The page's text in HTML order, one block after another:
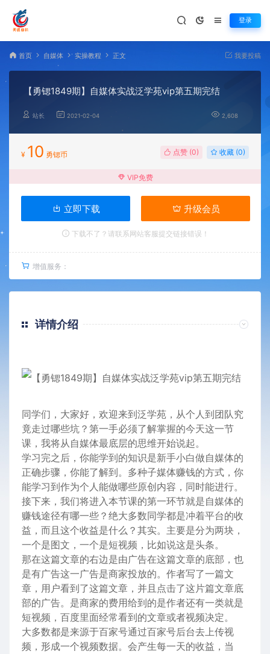
登录
首页 自媒体 实操教程 正文 我要投稿
【勇锶1849期】自媒体实战泛学苑vip第五期完结
站长 2021-02-04 2,608
¥ 10 勇锶币 点赞 (0) 收藏 (0)
VIP免费
立即下载 升级会员
下载不了？请联系网站客服提交链接错误！
增值服务：
详情介绍
同学们，大家好，欢迎来到泛学苑，从个人到团队究
竟走过哪些坑？第一手必须了解掌握的今天这一节
课，我将从自媒体最底层的思维开始说起。
学习完之后，你能学到的知识是新手小白做自媒体的
正确步骤，你能了解到。多种子媒体赚钱的方式，你
能学习到作为个人能做哪些原创内容，同时能进行。
接下来，我们将进入本节课的第一环节就是自媒体的
赚钱途径有哪一些？绝大多数同学都是冲着平台的收
益，而且这个收益是什么？其实。主要是分为两块，
一个是图文，一个是短视频，比如说这是头条。
那在这篇文章的右边是由广告在这篇文章的底部，也
是有广告这一广告是商家投放的。作者写了一篇文
章，用户看到了这篇文章，并且点击了这片篇文章底
部的广告。是商家的费用给到的是作者还有一类就是
短视频，百度里面经常看到的文章或者视频决定。
大多数都是来源于百家号通过百家号后台去上传视
频，形成一个视频数据。会产生每一天的收益，当